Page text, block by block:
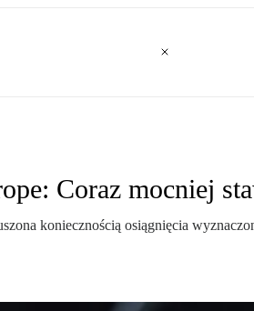
Coraz mocniej
koniecznością osiągnięcia